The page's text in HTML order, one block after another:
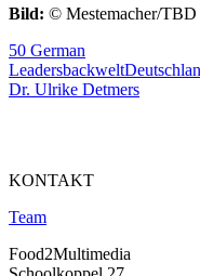
Bild: © Mestemacher/TBD
50 German
Leadersbackwelt
Dr. Ulrike Detmers
KONTAKT
Team
Food2Multimedia